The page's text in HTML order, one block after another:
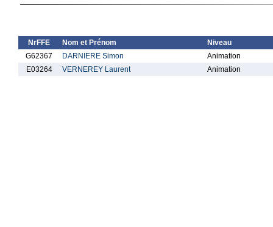
NrFFE Nom et Prénom
Niveau
G62367
DARNIERE Simon
Animation
E03264
VERNEREY Laurent Animation